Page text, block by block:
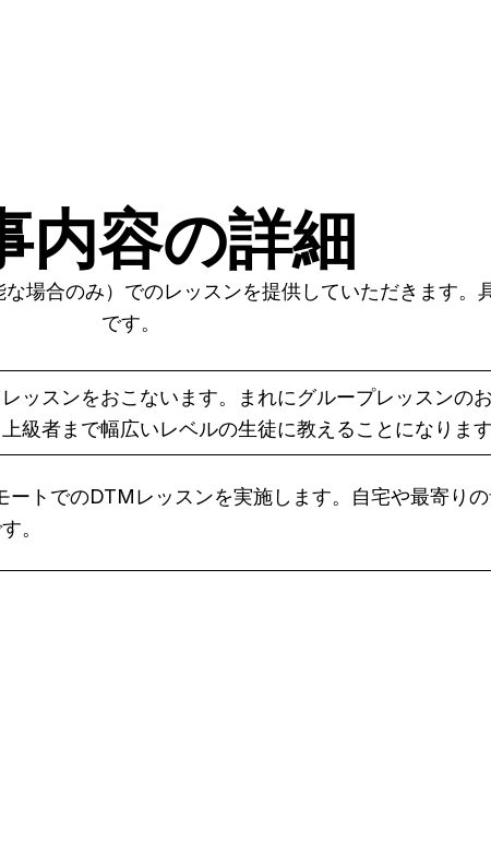
内容の詳細
場合のみ）でのレッスンを提供していただきます。
です。
ッスンをおこないます。まれにグループレッスンの
級者まで幅広いレベルの生徒に教えることになります
トでのDTMレッスンを実施します。自宅や最寄り
。